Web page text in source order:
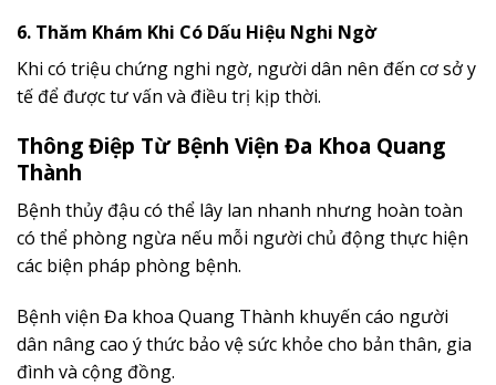
6. Thăm Khám Khi Có Dấu Hiệu Nghi Ngờ
Khi có triệu chứng nghi ngờ, người dân nên đến cơ sở y
tế để được tư vấn và điều trị kịp thời.
Thông Điệp Từ Bệnh Viện Đa Khoa Quang
Thành
Bệnh thủy đậu có thể lây lan nhanh nhưng hoàn toàn
có thể phòng ngừa nếu mỗi người chủ động thực hiện
các biện pháp phòng bệnh.
Bệnh viện Đa khoa Quang Thành khuyến cáo người
dân nâng cao ý thức bảo vệ sức khỏe cho bản thân, gia
đình và cộng đồng.